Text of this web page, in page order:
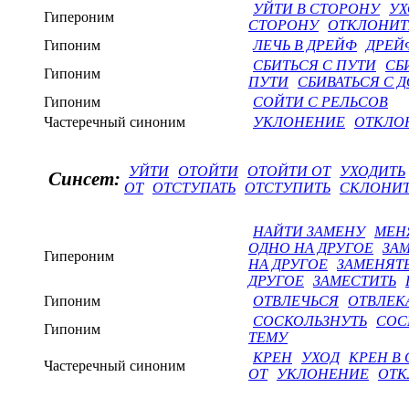
Гипероним
УЙТИ В СТОРОНУ
СТОРОНУ
Гипоним
ЛЕЧЬ В ДРЕЙФ
Гипоним
СБИТЬСЯ С ПУТИ
ПУТИ
СБИВАТЬСЯ С
Гипоним
СОЙТИ С РЕЛЬСОВ
Частеречный синоним
УКЛОНЕНИЕ
Синсет: УЙТИ ОТОЙТИ ОТОЙТИ ОТ
УХОДИТЬ
ОТ ОТСТУПАТЬ ОТСТУПИТЬ
Гипероним
НАЙТИ ЗАМЕНУ
ОДНО НА ДРУГОЕ
НА ДРУГОЕ
ДРУГОЕ ЗАМЕСТИТЬ
Гипоним
ОТВЛЕЧЬСЯ
Гипоним
СОСКОЛЬЗНУТЬ
ТЕМУ
Частеречный синоним
КРЕН УХОД
КРЕН В
ОТ
УКЛОНЕНИЕ